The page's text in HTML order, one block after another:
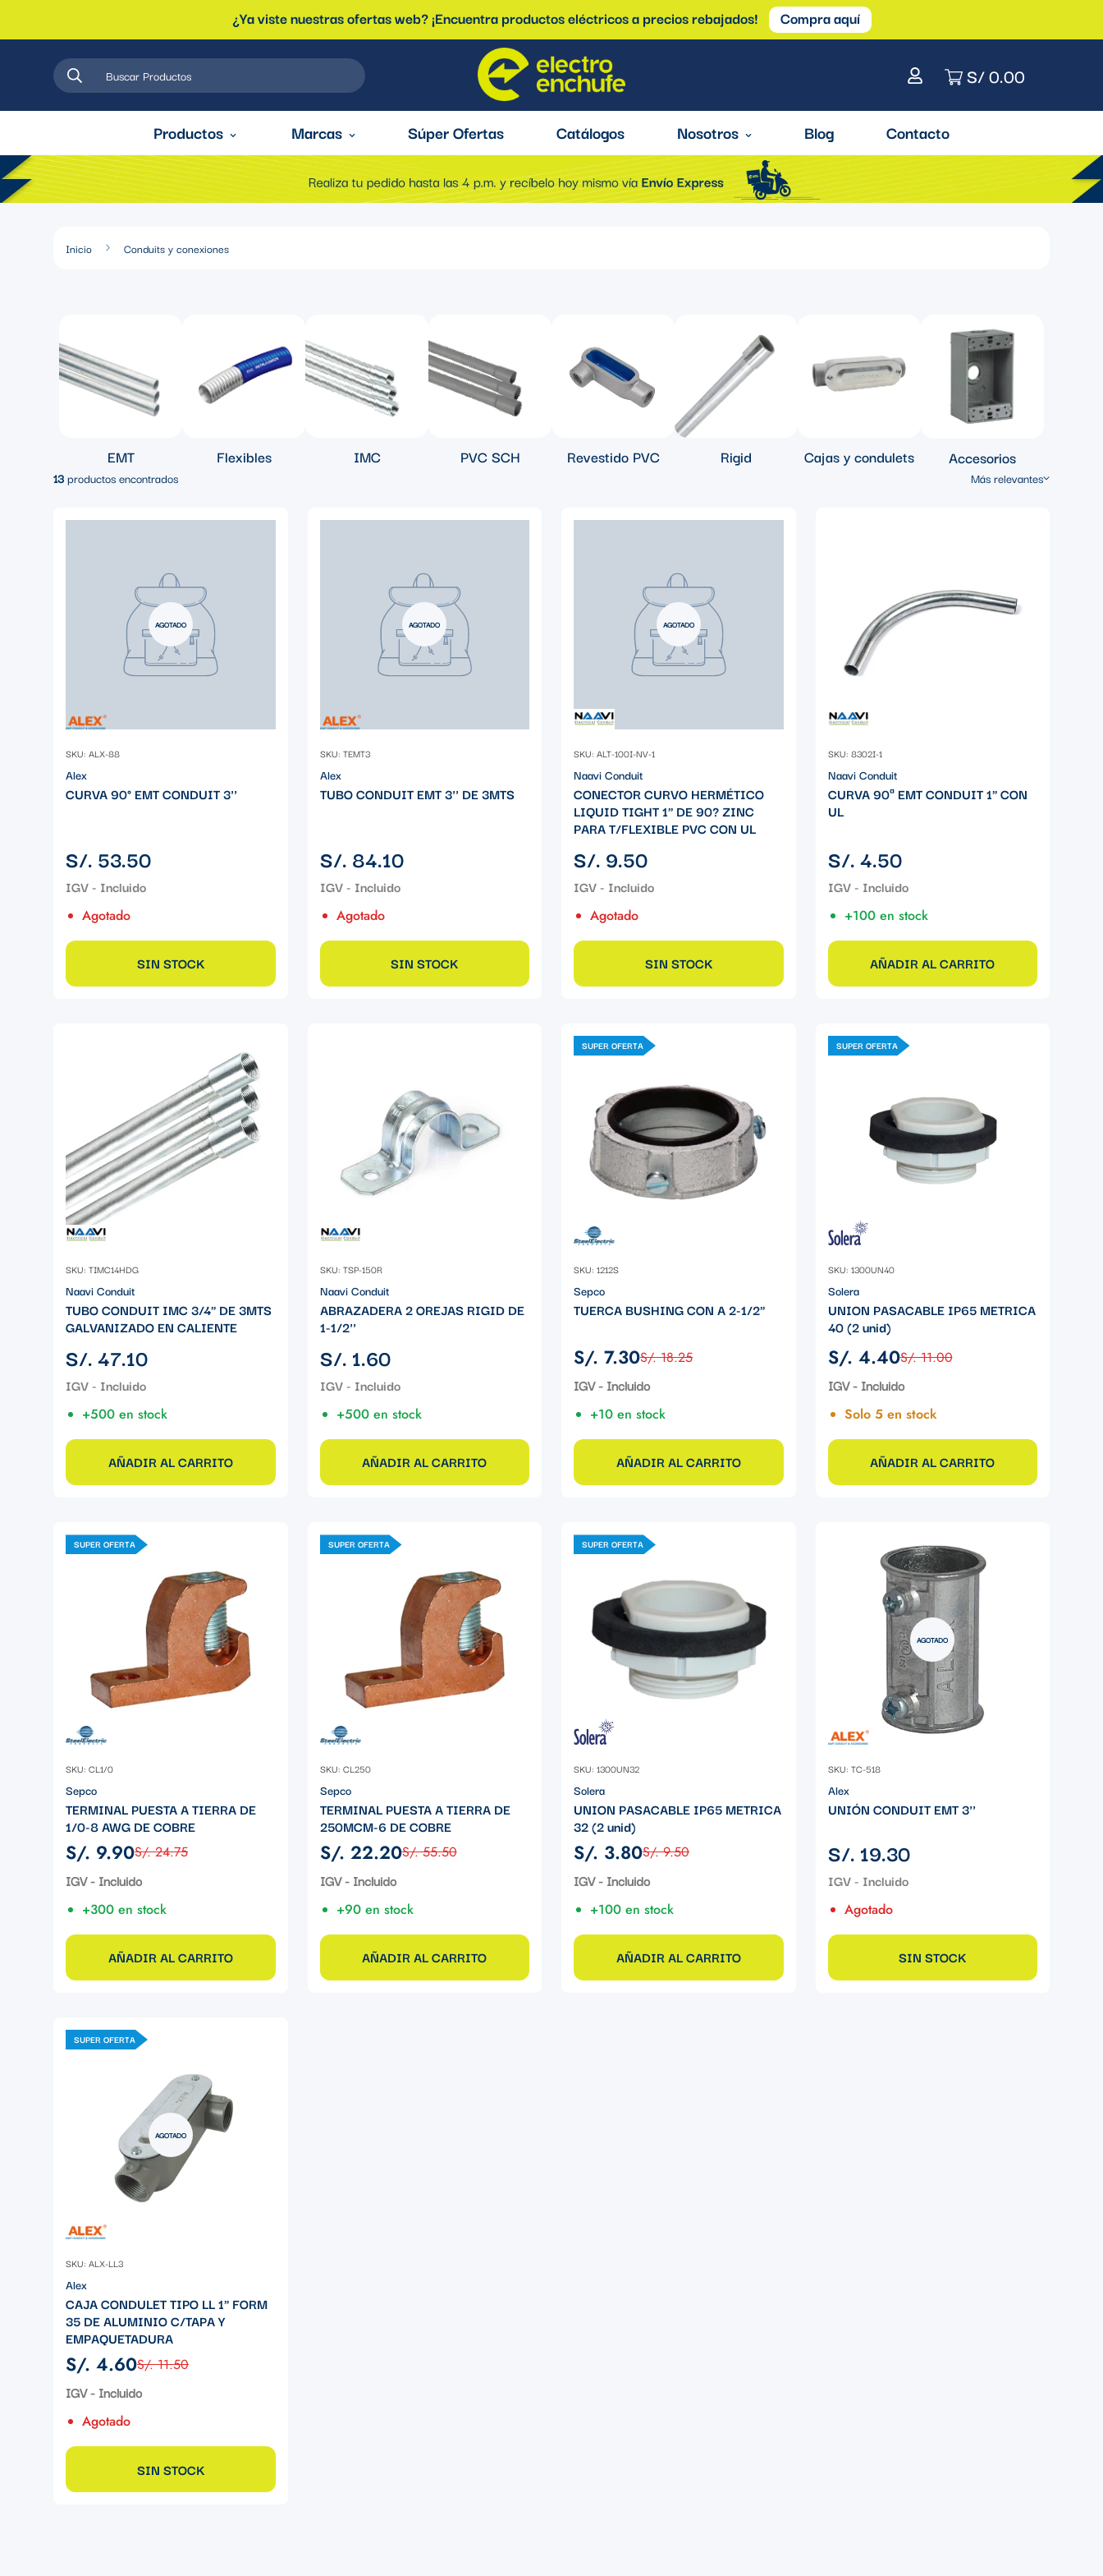
¿Ya viste nuestras ofertas web? ¡Encuentra productos eléctricos a precios rebajados! Compra aquí
Buscar Productos S/ 0.00
Productos Marcas Súper Ofertas Catálogos Nosotros Blog Contacto
Inicio Conduits y conexiones
EMT Flexibles IMC PVC SCH Revestido PVC Rigid Cajas y condulets Accesorios
13productos encontrados Más relevantes
AGOTADO
SKU: ALX-88
Alex
CURVA 90° EMT CONDUIT 3''
Precio
regular
S/. 53.50
Agotado
SIN STOCK
AGOTADO
SKU: TEMT3
Alex
TUBO CONDUIT EMT 3'' DE 3MTS
Precio
regular
S/. 84.10
Agotado
SIN STOCK
AGOTADO
SKU: ALT-100I-NV-1
Naavi Conduit
CONECTOR CURVO HERMÉTICO
LIQUID TIGHT 1" DE 90? ZINC
PARA T/FLEXIBLE PVC CON UL
Precio
regular
S/. 9.50
Agotado
SIN STOCK
SKU: 8302I-1
Naavi Conduit
CURVA 90ª EMT CONDUIT 1" CON
UL
Precio
regular
S/. 4.50
+100 en stock
AÑADIR AL CARRITO
SKU: TIMC14HDG
Naavi Conduit
TUBO CONDUIT IMC 3/4" DE 3MTS
GALVANIZADO EN CALIENTE
Precio
regular
S/. 47.10
+500 en stock
AÑADIR AL CARRITO
SKU: TSP-150R
Naavi Conduit
ABRAZADERA 2 OREJAS RIGID DE
1-1/2''
Precio
regular
S/. 1.60
+500 en stock
AÑADIR AL CARRITO
SUPER OFERTA
SKU: 1212S
Sepco
TUERCA BUSHING CON A 2-1/2"
Precio
de
S/. 7.30
Precio
regular
S/. 18.25
IGV - Incluido
+10 en stock
AÑADIR AL CARRITO
SUPER OFERTA
SKU: 1300UN40
Solera
UNION PASACABLE IP65 METRICA
40 (2 unid)
Precio
de
S/. 4.40
Precio
regular
S/. 11.00
IGV - Incluido
Solo 5 en stock
AÑADIR AL CARRITO
SUPER OFERTA
SKU: CL1/0
Sepco
TERMINAL PUESTA A TIERRA DE
1/0-8 AWG DE COBRE
Precio
de
S/. 9.90
Precio
regular
S/. 24.75
IGV - Incluido
+300 en stock
AÑADIR AL CARRITO
SUPER OFERTA
SKU: CL250
Sepco
TERMINAL PUESTA A TIERRA DE
250MCM-6 DE COBRE
Precio
de
S/. 22.20
Precio
regular
S/. 55.50
IGV - Incluido
+90 en stock
AÑADIR AL CARRITO
SUPER OFERTA
SKU: 1300UN32
Solera
UNION PASACABLE IP65 METRICA
32 (2 unid)
Precio
de
S/. 3.80
Precio
regular
S/. 9.50
IGV - Incluido
+100 en stock
AÑADIR AL CARRITO
AGOTADO
SKU: TC-518
Alex
UNIÓN CONDUIT EMT 3''
Precio
regular
S/. 19.30
Agotado
SIN STOCK
SUPER OFERTA
AGOTADO
SKU: ALX-LL3
Alex
CAJA CONDULET TIPO LL 1" FORM
35 DE ALUMINIO C/TAPA Y
EMPAQUETADURA
Precio
de
S/. 4.60
Precio
regular
S/. 11.50
IGV - Incluido
Agotado
SIN STOCK